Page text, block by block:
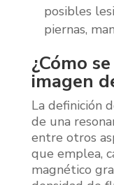
posibles
piernas,
¿Cómo
imagen
La definición
de una
entre otros
que emplea,
magnético